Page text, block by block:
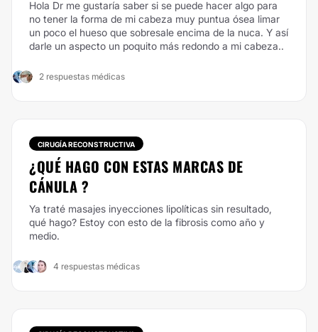
Hola Dr me gustaría saber si se puede hacer algo para
no tener la forma de mi cabeza muy puntua ósea limar
un poco el hueso que sobresale encima de la nuca. Y así
darle un aspecto un poquito más redondo a mi cabeza..
2 respuestas médicas
CIRUGÍA RECONSTRUCTIVA
¿QUÉ HAGO CON ESTAS MARCAS DE
CÁNULA ?
Ya traté masajes inyecciones lipolíticas sin resultado,
qué hago? Estoy con esto de la fibrosis como año y
medio.
4 respuestas médicas